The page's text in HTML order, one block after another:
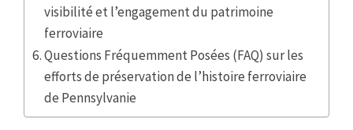
visibilité et l’engagement du patrimoine
ferroviaire
Questions Fréquemment Posées (FAQ) sur les
efforts de préservation de l’histoire ferroviaire
de Pennsylvanie